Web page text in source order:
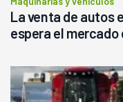
La venta de autos
espera el